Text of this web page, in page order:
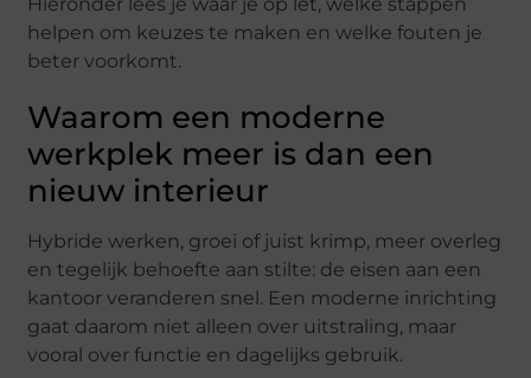
helpen om keuzes te maken en welke fouten je
beter voorkomt.
Waarom een moderne
werkplek meer is dan een
nieuw interieur
Hybride werken, groei of juist krimp, meer overleg
en tegelijk behoefte aan stilte: de eisen aan een
kantoor veranderen snel. Een moderne inrichting
gaat daarom niet alleen over uitstraling, maar
vooral over functie en dagelijks gebruik.